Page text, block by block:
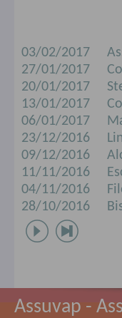
03/02/2017
27/01/2017
20/01/2017
13/01/2017
06/01/2017
23/12/2016
09/12/2016
11/11/2016
04/11/2016
28/10/2016
Assuvap -